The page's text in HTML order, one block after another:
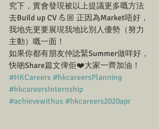
究下，實會發現被以上提議更多嘅方法
去Build up CV 💪🏼 正因為Market唔好，
我地先更要展現我地比別人優勢（努力
主動）嘅一面！
如果你都有朋友仲諗緊Summer做咩好，
快啲Share篇文俾佢❤️大家一齊加油！
#HKCareers #hkcareersPlanning
#hkcareersInternship
#achievewithus #hkcareers2020apr